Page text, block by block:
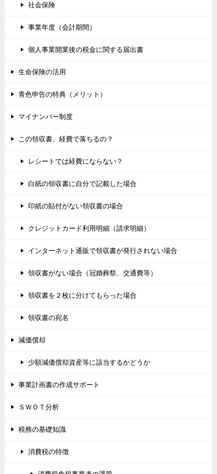
社会保険
事業年度（会計期間）
個人事業開業後の税金に関する届出書
生命保険の活用
青色申告の特典（メリット）
マイナンバー制度
この領収書、経費で落ちるの？
レシートでは経費にならない？
白紙の領収書に自分で記載した場合
印紙の貼付がない領収書の場合
クレジットカード利用明細（請求明細）
インターネット通販で領収書が発行されない場合
領収書がない場合（冠婚葬祭、交通費等）
領収書を２枚に分けてもらった場合
領収書の宛名
減価償却
少額減価償却資産等に該当するかどうか
事業計画書の作成サポート
ＳＷＯＴ分析
税務の基礎知識
消費税の特徴